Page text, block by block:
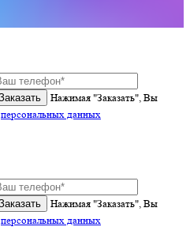
Нажимая "Заказать", Вы
персональных данных
Нажимая "Заказать", Вы
персональных данных